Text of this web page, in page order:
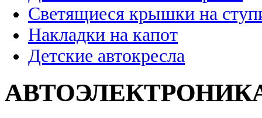
Светящиеся крышки на
Накладки на капот
Детские автокресла